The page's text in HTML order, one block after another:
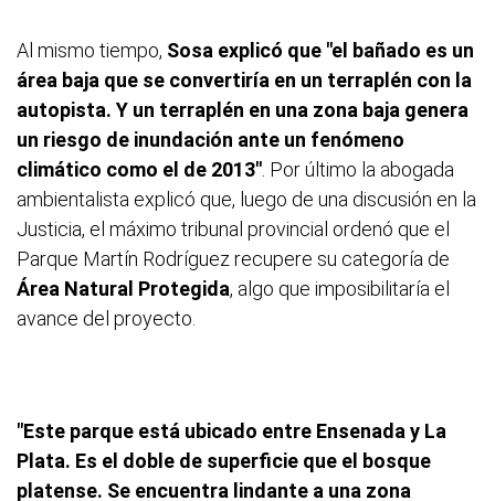
Al mismo tiempo, Sosa explicó que "el bañado es un
área baja que se convertiría en un terraplén con la
autopista. Y un terraplén en una zona baja genera
un riesgo de inundación ante un fenómeno
climático como el de 2013" . Por último la abogada
ambientalista explicó que, luego de una discusión en la
Justicia, el máximo tribunal provincial ordenó que el
Parque Martín Rodríguez recupere su categoría de
Área Natural Protegida, algo que imposibilitaría el
avance del proyecto.
"Este parque está ubicado entre Ensenada y La
Plata. Es el doble de superficie que el bosque
platense. Se encuentra lindante a una zona